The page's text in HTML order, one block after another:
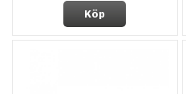
Köp